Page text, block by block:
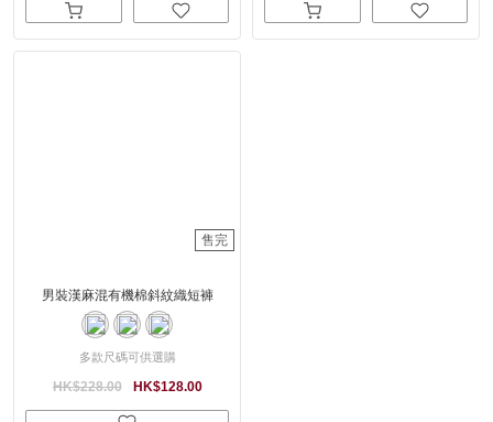
售完
男裝漢麻混有機棉斜紋織短褲
多款尺碼可供選購
HK$128.00
HK$228.00